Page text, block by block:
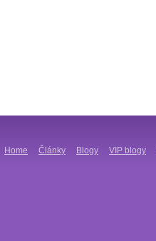
Home Články Blogy VIP blogy